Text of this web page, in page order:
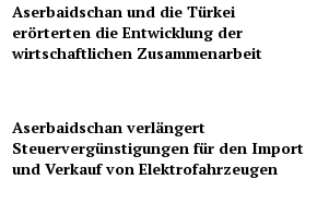
Aserbaidschan und die Türkei
erörterten die Entwicklung der
wirtschaftlichen Zusammenarbeit
Aserbaidschan verlängert
Steuervergünstigungen für den Import
und Verkauf von Elektrofahrzeugen